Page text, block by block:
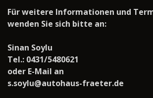
Für weitere Informationen und
wenden Sie sich bitte an:
Sinan Soylu
Tel.: 0431/5480621
oder E-Mail an
s.soylu@autohaus-fraeter.de